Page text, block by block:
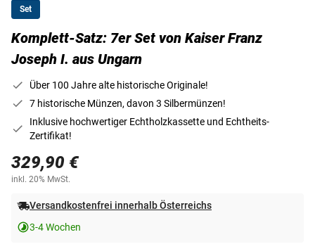
Set
Komplett-Satz: 7er Set von Kaiser Franz
Joseph I. aus Ungarn
Über 100 Jahre alte historische Originale!
7 historische Münzen, davon 3 Silbermünzen!
Inklusive hochwertiger Echtholzkassette und Echtheits-
Zertifikat!
329,90 €
inkl. 20% MwSt.
Versandkostenfrei innerhalb Österreichs
3-4 Wochen